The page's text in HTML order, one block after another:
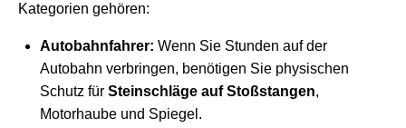
Kategorien gehören:
Autobahnfahrer: Wenn Sie Stunden auf der
Autobahn verbringen, benötigen Sie physischen
Schutz für Steinschläge auf Stoßstangen,
Motorhaube und Spiegel.